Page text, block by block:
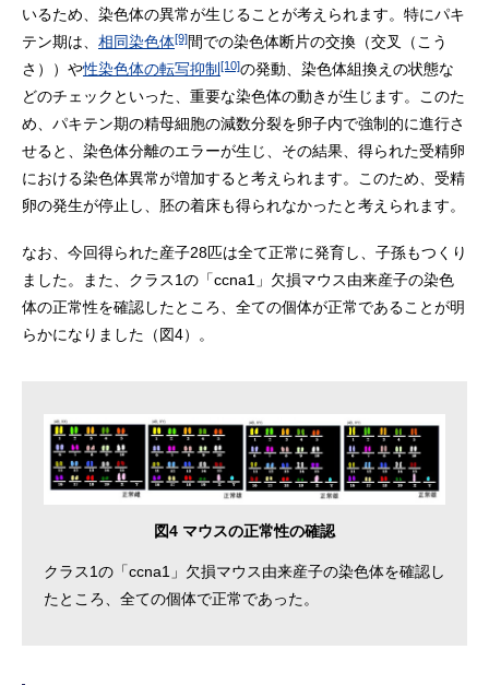
いるため、染色体の異常が生じることが考えられます。特にパキ
テン期は、 相同染色体[9]間での染色体断片の交換（交叉（こう
さ））や性染色体の転写抑制[10]の発動、染色体組換えの状態な
どのチェックといった、重要な染色体の動きが生じます。このた
め、パキテン期の精母細胞の減数分裂を卵子内で強制的に進行さ
せると、染色体分離のエラーが生じ、その結果、得られた受精卵
における染色体異常が増加すると考えられます。このため、受精
卵の発生が停止し、胚の着床も得られなかったと考えられます。
なお、今回得られた産子28匹は全て正常に発育し、子孫もつくり
ました。また、クラス1の「ccna1」欠損マウス由来産子の染色
体の正常性を確認したところ、全ての個体が正常であることが明
らかになりました（図4）。
図4 マウスの正常性の確認
クラス1の「ccna1」欠損マウス由来産子の染色体を確認し
たところ、全ての個体で正常であった。